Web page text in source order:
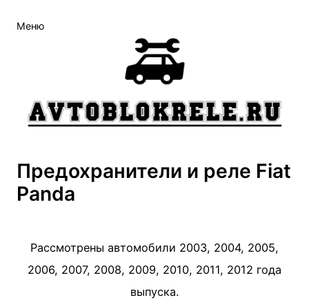
Меню
Предохранители и реле Fiat
Panda
Рассмотрены автомобили 2003, 2004, 2005,
2006, 2007, 2008, 2009, 2010, 2011, 2012 года
выпуска.